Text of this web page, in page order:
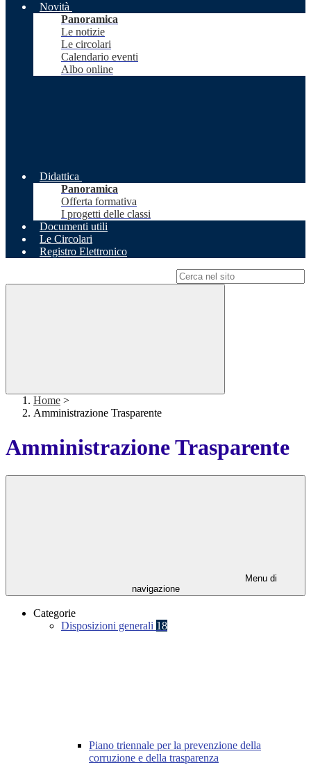
Novità
Panoramica
Le notizie
Le circolari
Calendario eventi
Albo online
Didattica
Panoramica
Offerta formativa
I progetti delle classi
Documenti utili
Le Circolari
Registro Elettronico
Home >
Amministrazione Trasparente
Amministrazione Trasparente
Menu di
navigazione
Categorie
Disposizioni generali 18
Piano triennale per la prevenzione della
corruzione e della trasparenza